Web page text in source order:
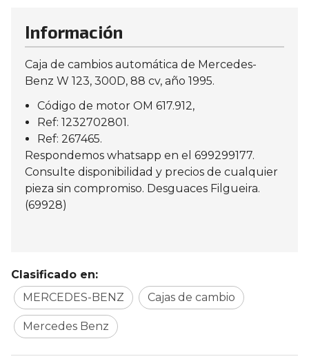
Información
Caja de cambios automática de Mercedes-
Benz W 123, 300D, 88 cv, año 1995.
Código de motor OM 617.912,
Ref: 1232702801.
Ref: 267465.
Respondemos whatsapp en el 699299177.
Consulte disponibilidad y precios de cualquier
pieza sin compromiso. Desguaces Filgueira.
(69928)
Clasificado en:
MERCEDES-BENZ
Cajas de cambio
Mercedes Benz